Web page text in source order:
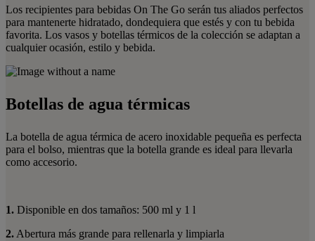
Los recipientes para bebidas On The Go serán tus aliados perfectos
para mantenerte hidratado, dondequiera que estés y con tu bebida
favorita. Los vasos y botellas térmicos de la colección se adaptan a
cualquier ocasión, estilo y bebida.
Botellas de agua térmicas
La botella de agua térmica de acero inoxidable pequeña es perfecta
para el bolso, mientras que la botella grande es ideal para llevarla
como accesorio.
1. Disponible en dos tamaños: 500 ml y 1 l
2. Abertura más grande para rellenarla y limpiarla